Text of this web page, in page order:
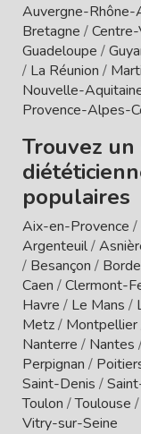
Auvergne-Rhône-
Bretagne /
Guadeloupe /
/ La Réunion /
Nouvelle-
Provence-Alpes-
Trouvez
populaires
Aix-en-Provence /
Argenteuil/
/ Besançon /
Caen /Clermont-
Havre / Le Mans /
Metz/ Montpellier
Nanterre / Nantes
Perpignan /
Saint-Denis /
Toulon /Toulouse
Vitry-sur-Seine